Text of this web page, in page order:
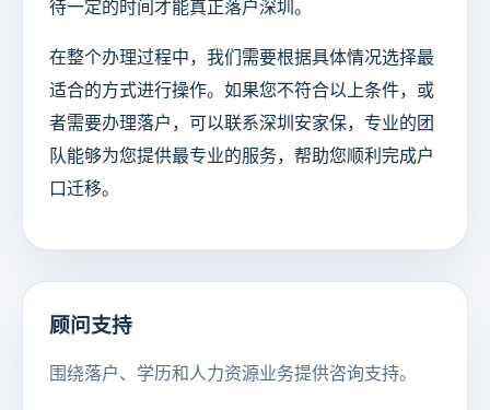
待一定的时间才能真正落户深圳。
在整个办理过程中，我们需要根据具体情况选择最
适合的方式进行操作。如果您不符合以上条件，或
者需要办理落户，可以联系深圳安家保，专业的团
队能够为您提供最专业的服务，帮助您顺利完成户
口迁移。
顾问支持
围绕落户、学历和人力资源业务提供咨询支持。